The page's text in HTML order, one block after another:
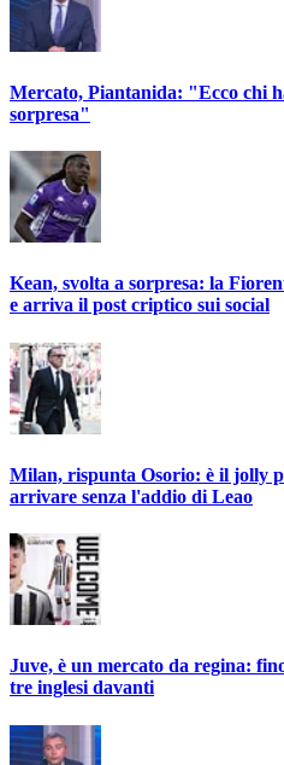
Mercato, Piantanida: "Ecco chi
sorpresa"
Kean, svolta a sorpresa: la
e arriva il post criptico sui social
Milan, rispunta Osorio: è il jolly
arrivare senza l'addio di Leao
Juve, è un mercato da regina:
tre inglesi davanti